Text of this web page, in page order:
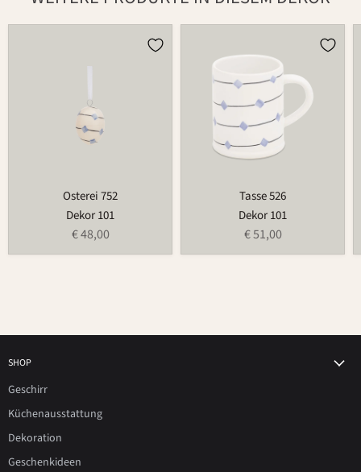
Osterei 752
Dekor 101
€ 48,00
Tasse 526
Dekor 101
€ 51,00
SHOP
Geschirr
Küchenausstattung
Dekoration
Geschenkideen